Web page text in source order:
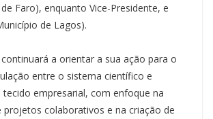
Faro), enquanto Vice-Presidente, e
de Lagos).
a orientar a sua ação para o
entre o sistema científico e
empresarial, com enfoque na
projetos colaborativos e na criação de